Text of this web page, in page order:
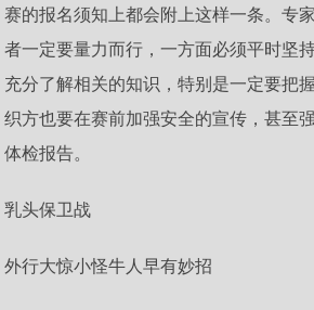
赛的报名须知上都会附上这样一条。专
者一定要量力而行，一方面必须平时坚
充分了解相关的知识，特别是一定要把
织方也要在赛前加强安全的宣传，甚至
体检报告。
乳头保卫战
外行大惊小怪牛人早有妙招